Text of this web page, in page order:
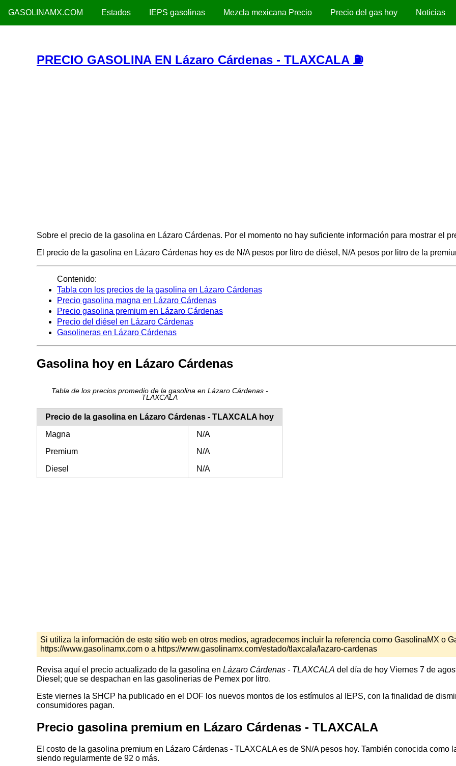
GASOLINAMX.COM Estados IEPS gasolinas Mezcla mexicana Precio Precio del gas hoy Noticias
PRECIO GASOLINA EN Lázaro Cárdenas - TLAXCALA ⛽
Sobre el precio de la gasolina en Lázaro Cárdenas. Por el momento no hay suficiente información para mostrar el
El precio de la gasolina en Lázaro Cárdenas hoy es de N/A pesos por litro de diésel, N/A pesos por litro de la
Contenido:
Tabla con los precios de la gasolina en Lázaro Cárdenas
Precio gasolina magna en Lázaro Cárdenas
Precio gasolina premium en Lázaro Cárdenas
Precio del diésel en Lázaro Cárdenas
Gasolineras en Lázaro Cárdenas
Gasolina hoy en Lázaro Cárdenas
Tabla de los precios promedio de la gasolina en Lázaro Cárdenas -
TLAXCALA
Precio de la gasolina en Lázaro Cárdenas - TLAXCALA hoy
Magna
N/A
Premium
N/A
Diesel
N/A
Si utiliza la información de este sitio web en otros medios, agradecemos incluir la referencia como GasolinaMX o
https://www.gasolinamx.com o a https://www.gasolinamx.com/estado/tlaxcala/lazaro-cardenas
Revisa aquí el precio actualizado de la gasolina en Lázaro Cárdenas - TLAXCALA del día de hoy Viernes 7 de
Diesel; que se despachan en las gasolinerias de Pemex por litro.
Este viernes la SHCP ha publicado en el DOF los nuevos montos de los estímulos al IEPS, con la finalidad de
consumidores pagan.
Precio gasolina premium en Lázaro Cárdenas - TLAXCALA
El costo de la gasolina premium en Lázaro Cárdenas - TLAXCALA es de $N/A pesos hoy. También conocida como
siendo regularmente de 92 o más.